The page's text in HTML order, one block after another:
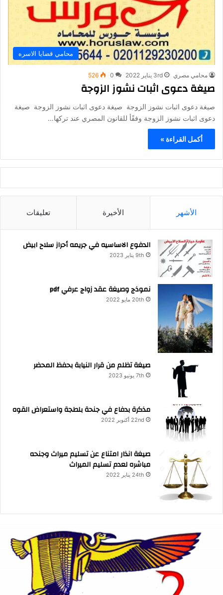
محامي قضايا الاسره
محامي مصري 3rd يناير 2022 0
526
صيغة دعوى اثبات نشوز الزوجة
صيغة دعوى اثبات نشوز الزوجة صيغة دعوى اثبات نشوز الزوجة صيغة
دعوى اثبات نشوز الزوجة وفقًأ للقانون المصري عند تركها…
أكمل القراءة »
الأشهر الأخيرة تعليقات
الدفوع الاساسيه في جريمه أحراز سلاح ابيض
9th يناير 2023
نموذج وصيغة عقد زواج عرفي pdf
20th مايو 2022
صيغة تظلم من قرار النيابة بحفظ المحضر
7th يونيو 2023
مذكرة بدفاع في جنحة بلطجة واستعراض القوه
22nd أكتوبر 2022
صيغة انذار امتناع عن تسليم ميراث وجنحه
مباشره لعدم تسليم الميراث
24th يناير 2022